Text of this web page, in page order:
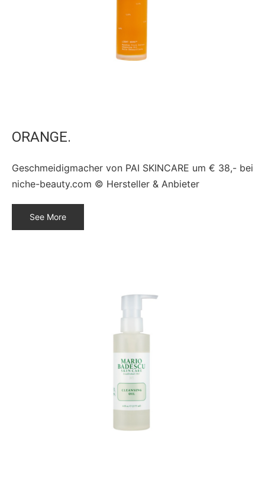
ORANGE.
Geschmeidigmacher von PAI SKINCARE um € 38,- bei
niche-beauty.com © Hersteller & Anbieter
See More